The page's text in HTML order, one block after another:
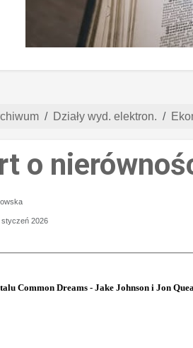
Działy wyd. elektron.
o
styczeń 2026
Common Dreams - Jake Johnson i Jon